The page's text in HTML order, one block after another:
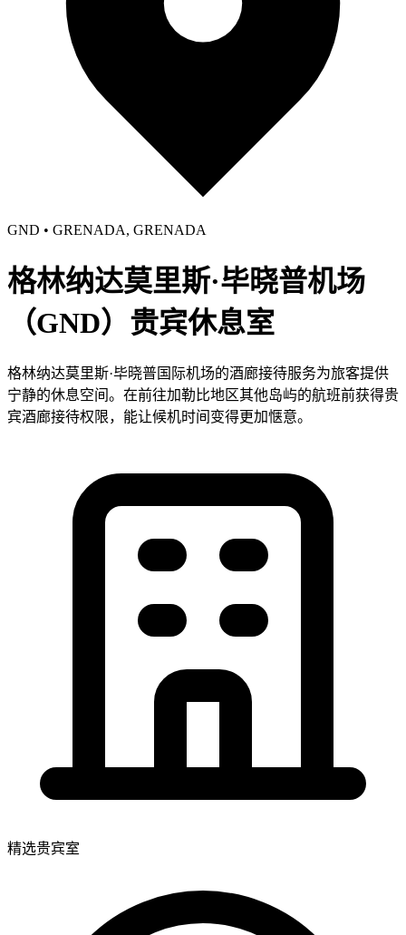
GND • GRENADA, GRENADA
格林纳达莫里斯·毕晓普机场
（GND）贵宾休息室
格林纳达莫里斯·毕晓普国际机场的酒廊接待服务为旅客提供
宁静的休息空间。在前往加勒比地区其他岛屿的航班前获得贵
宾酒廊接待权限，能让候机时间变得更加惬意。
精选贵宾室